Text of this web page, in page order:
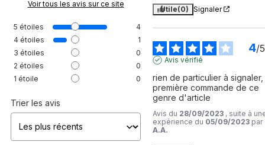
Voir tous les avis sur ce site
5 étoiles
4
4 étoiles
1
3 étoiles
0
2 étoiles
0
1 étoile 0
Trier les avis
Utile(0) Signaler
4/5
Avis vérifié
rien de particulier à signaler,
première commande de ce
genre d'article
Avis du 28/09/2023 , suite à
expérience du 05/09/2023 par
A.A.